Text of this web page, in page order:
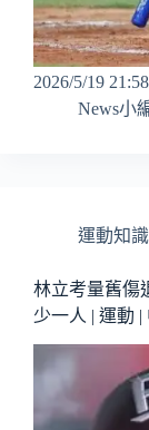
2026/5/19
News小
運動知識
林立考量舊
少一人 | 運動 |